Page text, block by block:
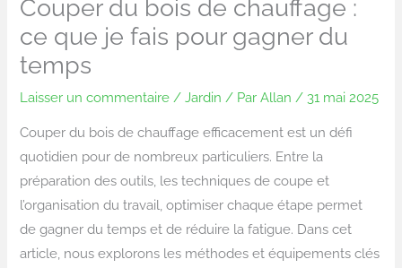
Couper du bois de chauffage :
ce que je fais pour gagner du
temps
Laisser un commentaire /Jardin / ParAllan / 31 mai 2025
Couper du bois de chauffage efficacement est un défi
quotidien pour de nombreux particuliers. Entre la
préparation des outils, les techniques de coupe et
l’organisation du travail, optimiser chaque étape permet
de gagner du temps et de réduire la fatigue. Dans cet
article, nous explorons les méthodes et équipements clés